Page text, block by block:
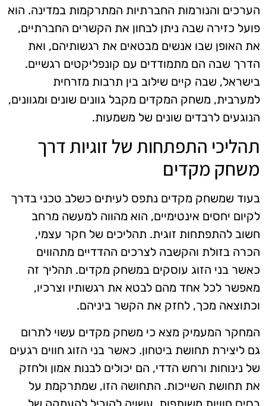
הערכים והנורמות החברתיות המתרקמות במדינה. הוא
פועל כזירה שבה ניתן לבחון את הקשרים החברתיים,
את האופן שבו אנשים מבטאים את רגשותיהם, ואת
הדרך שבה הם מתמודדים עם קונפליקטים רגשיים.
בישראל, שבה קיים שילוב בין תרבות מזרחית
למערבית, משחק המקדים מקבל גוונים שונים ומגוונים,
הנוגעים לרבדים שונים של משמעות.
תהליכי התפתחות של זוגיות דרך
משחק מקדים
בעוד שמשחק מקדים נתפס לעיתים כשלב טכני בדרך
לקיום יחסים אינטימיים, הוא מהווה למעשה מרחב
חשוב להתפתחות זוגית. תהליכים של חקר עצמי,
הכרה בזולת והקשבה לצרכים ההדדיים מתהווים
כאשר בני הזוג עוסקים במשחק מקדים. תהליך זה
מאפשר לכל אחד מהם לבטא את רגשותיו וצרכיו,
וכתוצאה מכך, לחזק את הקשר ביניהם.
המחקר המעמיק מצא כי משחק מקדים עשוי לתרום
גם ליצירת תחושת ביטחון. כאשר בני הזוג חווים רגעים
של נינוחות ורחש הדדי, הם יכולים לבנות אמון ולחזק
את תחושת השייכות. התחושה הזו, שמתרקמת על